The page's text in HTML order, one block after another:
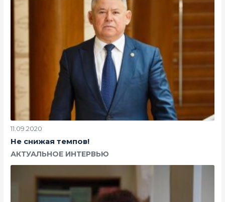
11.09.2020
Не снижая темпов!
АКТУАЛЬНОЕ ИНТЕРВЬЮ